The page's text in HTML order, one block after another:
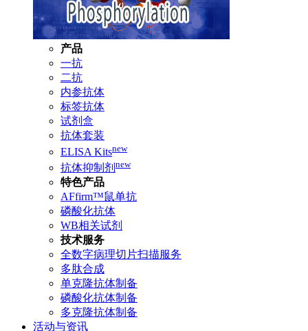
产品
一抗
二抗
内参抗体
标签抗体
试剂盒
抗体套装
ELISA Kitsnew
抗体抑制剂 new
特色产品
AFfirm™鼠单抗
磷酸化抗体
WB相关试剂
技术服务
全数字病理切片扫描服务
多肽合成
单克隆抗体制备
磷酸化抗体制备
多克隆抗体制备
活动与资讯